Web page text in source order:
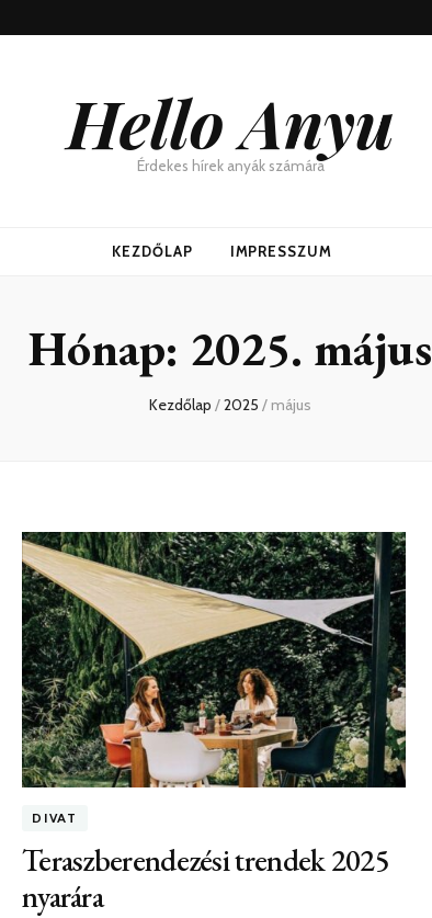
Hello Anyu
Érdekes hírek anyák számára
KEZDŐLAP IMPRESSZUM
Hónap: 2025. május
Kezdőlap /2025 / május
DIVAT
Teraszberendezési trendek 2025
nyarára